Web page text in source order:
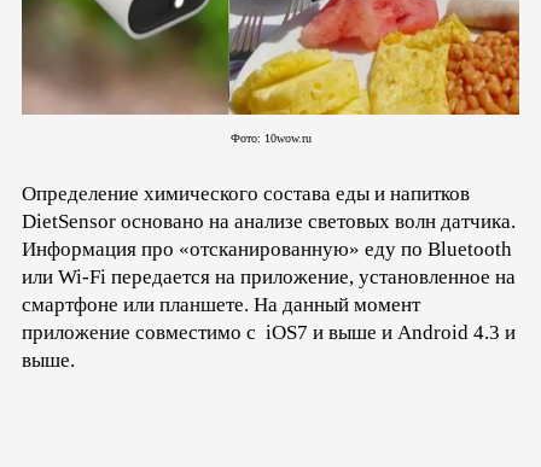
Фото: 10wow.ru
Определение химического состава еды и напитков
DietSensor основано на анализе световых волн датчика.
Информация про «отсканированную» еду по Bluetooth
или Wi-Fi передается на приложение, установленное на
смартфоне или планшете. На данный момент
приложение совместимо с iOS7 и выше и Android 4.3 и
выше.